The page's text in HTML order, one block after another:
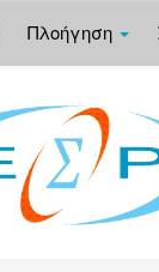
Πλοήγηση